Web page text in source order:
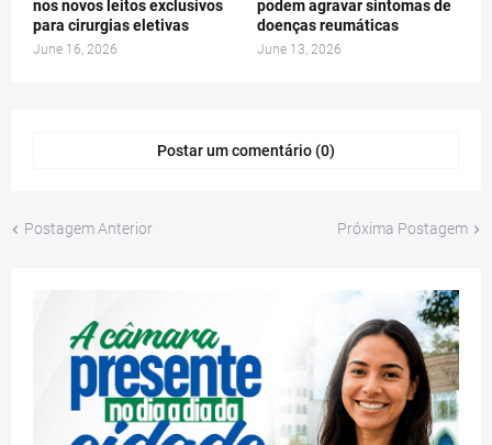
nos novos leitos exclusivos
para cirurgias eletivas
June 16, 2026
podem agravar sintomas de
doenças reumáticas
June 13, 2026
Postar um comentário (0)
Postagem Anterior Próxima Postagem